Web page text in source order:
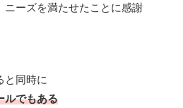
ニーズを満たせたことに感謝
と同時に
ルでもある